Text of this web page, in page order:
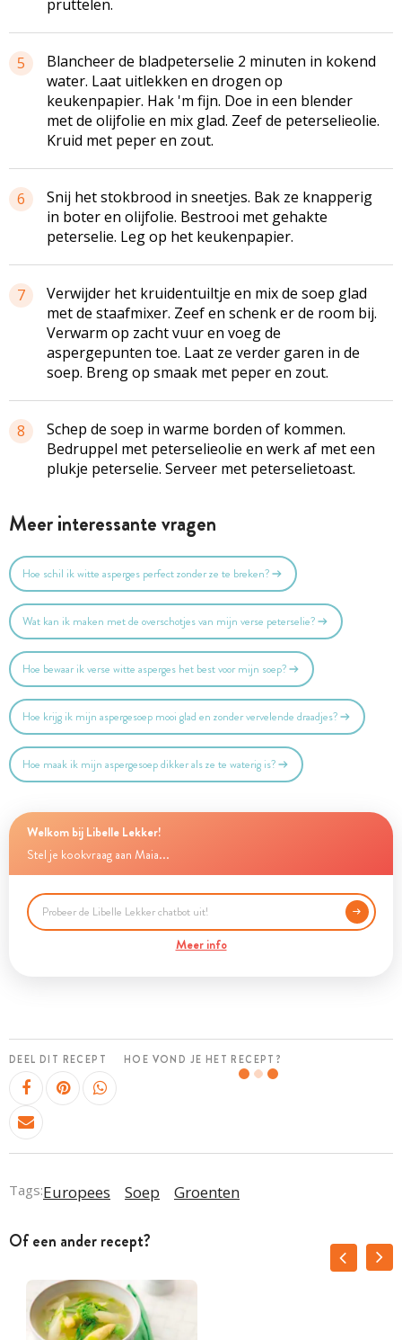
pruttelen.
5
Blancheer de bladpeterselie 2 minuten in kokend
water. Laat uitlekken en drogen op
keukenpapier. Hak 'm fijn. Doe in een blender
met de olijfolie en mix glad. Zeef de peterselieolie.
Kruid met peper en zout.
6
Snij het stokbrood in sneetjes. Bak ze knapperig
in boter en olijfolie. Bestrooi met gehakte
peterselie. Leg op het keukenpapier.
7
Verwijder het kruidentuiltje en mix de soep glad
met de staafmixer. Zeef en schenk er de room bij.
Verwarm op zacht vuur en voeg de
aspergepunten toe. Laat ze verder garen in de
soep. Breng op smaak met peper en zout.
8
Schep de soep in warme borden of kommen.
Bedruppel met peterselieolie en werk af met een
plukje peterselie. Serveer met peterselietoast.
Meer interessante vragen
Hoe schil ik witte asperges perfect zonder ze te breken?
Wat kan ik maken met de overschotjes van mijn verse peterselie?
Hoe bewaar ik verse witte asperges het best voor mijn soep?
Hoe krijg ik mijn aspergesoep mooi glad en zonder vervelende draadjes?
Hoe maak ik mijn aspergesoep dikker als ze te waterig is?
Welkom bij Libelle Lekker!
Stel je kookvraag aan Maia...
Meer info
DEEL DIT RECEPT HOE VOND JE HET RECEPT?
Tags:Europees Soep Groenten
Of een ander recept?